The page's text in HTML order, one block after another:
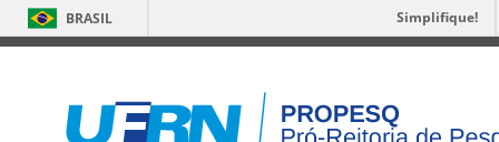
BRASIL Simplifique!